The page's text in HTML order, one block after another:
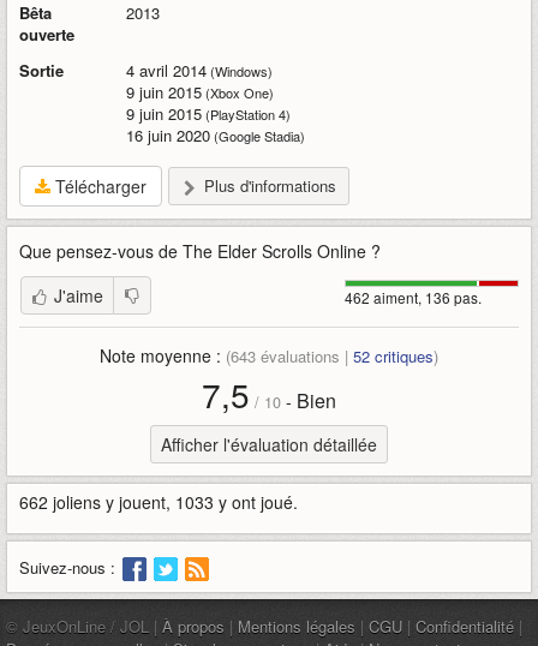
Bêta
ouverte
2013
Sortie 4 avril 2014(Windows)
9 juin 2015(Xbox One)
9 juin 2015(PlayStation 4)
16 juin 2020(Google Stadia)
Télécharger Plus d'informations
Que pensez-vous de The Elder Scrolls Online ?
462 aiment, 136 pas.
J'aime
Note moyenne : (643 évaluations | 52 critiques)
7,5 / 10 - Bien
Afficher l'évaluation détaillée
662 joliens y jouent, 1033 y ont joué.
Suivez-nous :
© JeuxOnLine / JOL | À propos | Mentions légales | CGU | Confidentialité |